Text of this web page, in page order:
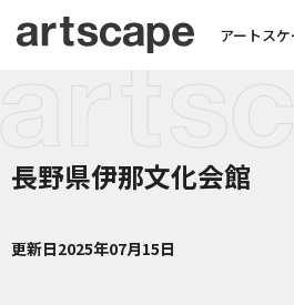
アートス
長野県伊那文化会館
更新日2025年07月15日